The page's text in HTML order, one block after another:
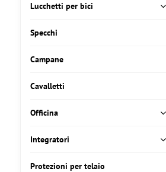
Lucchetti per bici
Specchi
Campane
Cavalletti
Officina
Integratori
Protezioni per telaio